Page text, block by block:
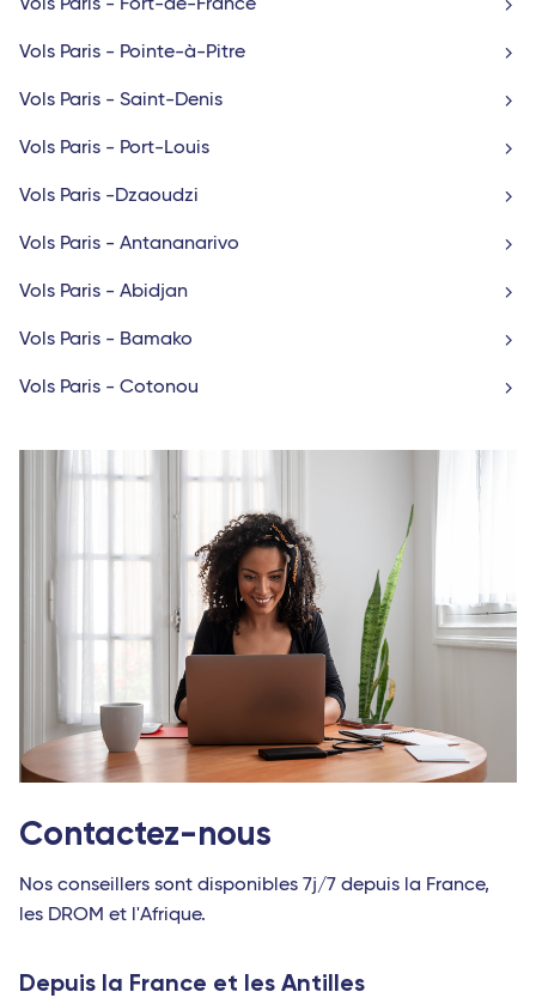
Vols Paris - Fort-de-France
Vols Paris - Pointe-à-Pitre
Vols Paris - Saint-Denis
Vols Paris - Port-Louis
Vols Paris -Dzaoudzi
Vols Paris - Antananarivo
Vols Paris - Abidjan
Vols Paris - Bamako
Vols Paris - Cotonou
Contactez-nous
Nos conseillers sont disponibles 7j/7 depuis la France,
les DROM et l'Afrique.
Depuis la France et les Antilles